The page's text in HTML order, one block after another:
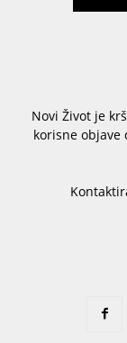
Novi Život je
korisne objave